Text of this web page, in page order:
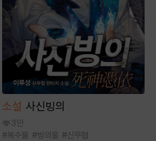
소설 사신빙의
3만
#복수물 #빙의물 #신무협